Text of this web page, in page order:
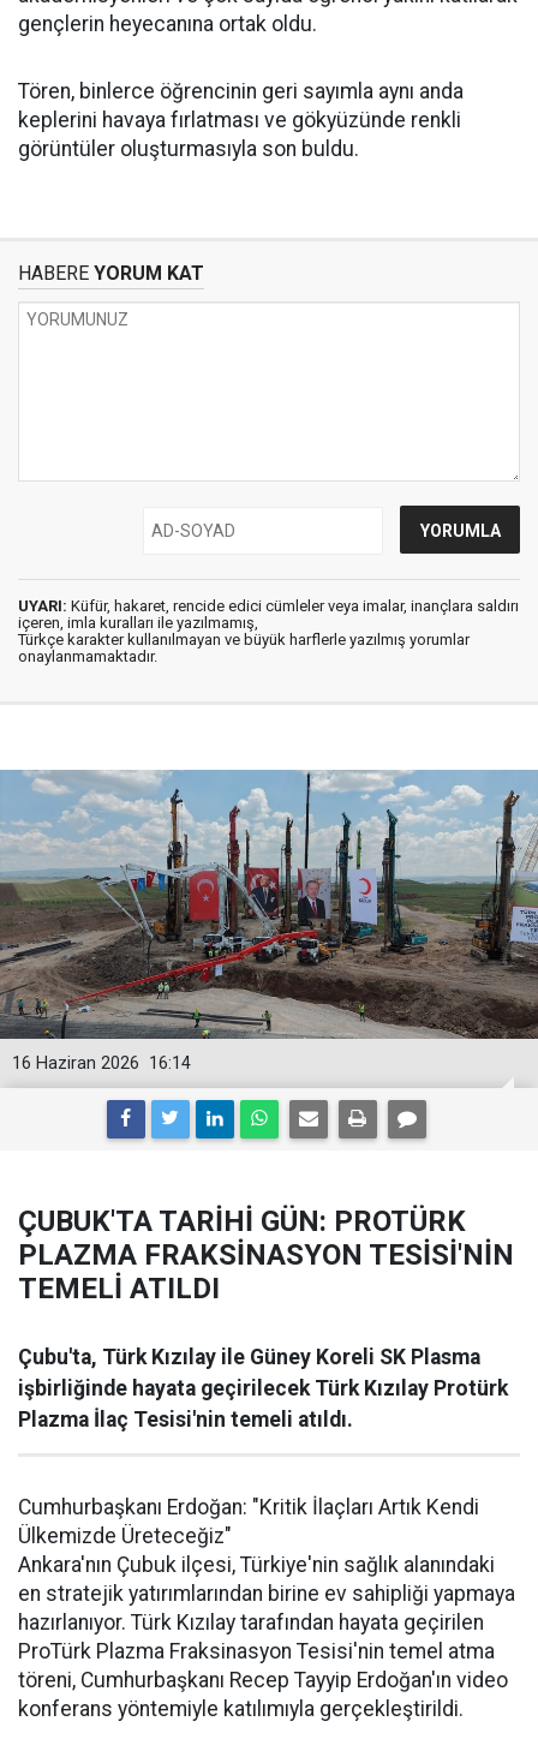
gençlerin heyecanına ortak oldu.
Tören, binlerce öğrencinin geri sayımla aynı anda
keplerini havaya fırlatması ve gökyüzünde renkli
görüntüler oluşturmasıyla son buldu.
HABERE YORUM KAT
UYARI: Küfür, hakaret, rencide edici cümleler veya imalar, inançlara saldırı
içeren, imla kuralları ile yazılmamış,
Türkçe karakter kullanılmayan ve büyük harflerle yazılmış yorumlar
onaylanmamaktadır.
16:14
16 Haziran 2026
ÇUBUK'TA TARİHİ GÜN: PROTÜRK
PLAZMA FRAKSİNASYON TESİSİ'NİN
TEMELİ ATILDI
Çubu'ta, Türk Kızılay ile Güney Koreli SK Plasma
işbirliğinde hayata geçirilecek Türk Kızılay Protürk
Plazma İlaç Tesisi'nin temeli atıldı.
Cumhurbaşkanı Erdoğan: "Kritik İlaçları Artık Kendi
Ülkemizde Üreteceğiz"
Ankara'nın Çubuk ilçesi, Türkiye'nin sağlık alanındaki
en stratejik yatırımlarından birine ev sahipliği yapmaya
hazırlanıyor. Türk Kızılay tarafından hayata geçirilen
ProTürk Plazma Fraksinasyon Tesisi'nin temel atma
töreni, Cumhurbaşkanı Recep Tayyip Erdoğan'ın video
konferans yöntemiyle katılımıyla gerçekleştirildi.